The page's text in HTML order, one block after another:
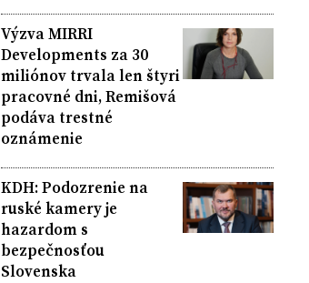
Výzva MIRRI
Developments za 30
miliónov trvala len štyri
pracovné dni, Remišová
podáva trestné
oznámenie
KDH: Podozrenie na
ruské kamery je
hazardom s
bezpečnosťou
Slovenska